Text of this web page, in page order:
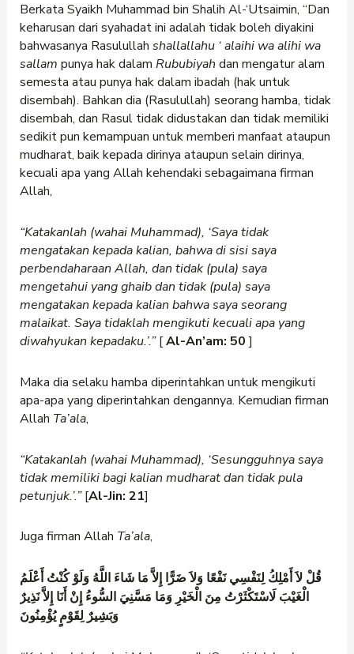
Berkata Syaikh Muhammad bin Shalih Al-‘Utsaimin, “Dan
keharusan dari syahadat ini adalah tidak boleh diyakini
bahwasanya Rasulullah shallallahu ‘alaihi wa alihi wa
sallam punya hak dalam Rububiyah dan mengatur alam
semesta atau punya hak dalam ibadah (hak untuk
disembah). Bahkan dia (Rasulullah) seorang hamba, tidak
disembah, dan Rasul tidak didustakan dan tidak memiliki
sedikit pun kemampuan untuk memberi manfaat ataupun
mudharat, baik kepada dirinya ataupun selain dirinya,
kecuali apa yang Allah kehendaki sebagaimana firman
Allah,
“Katakanlah (wahai Muhammad), ‘Saya tidak
mengatakan kepada kalian, bahwa di sisi saya
perbendaharaan Allah, dan tidak (pula) saya
mengetahui yang ghaib dan tidak (pula) saya
mengatakan kepada kalian bahwa saya seorang
malaikat. Saya tidaklah mengikuti kecuali apa yang
diwahyukan kepadaku.’.”[Al-An’am: 50]
Maka dia selaku hamba diperintahkan untuk mengikuti
apa-apa yang diperintahkan dengannya. Kemudian firman
Allah Ta’ala,
“Katakanlah (wahai Muhammad), ‘Sesungguhnya saya
tidak memiliki bagi kalian mudharat dan tidak pula
petunjuk.’.”[Al-Jin: 21]
Juga firman Allah Ta’ala,
قُلْ لاَ أَمْلِكُ لِنَفْسِي نَفْعًا وَلاَ ضَرًّا إِلاَّ مَا شَاءَ اللَّهُ وَلَوْ كُنْتُ أَعْلَمُ
الْغَيْبَ لَاسْتَكْثَرْتُ مِنَ الْخَيْرِ وَمَا مَسَّنِيَ السُّوءُ إِنْ أَنَا إِلاَّ نَذِيرٌ
وَبَشِيرٌ لِقَوْمٍ يُؤْمِنُونَ